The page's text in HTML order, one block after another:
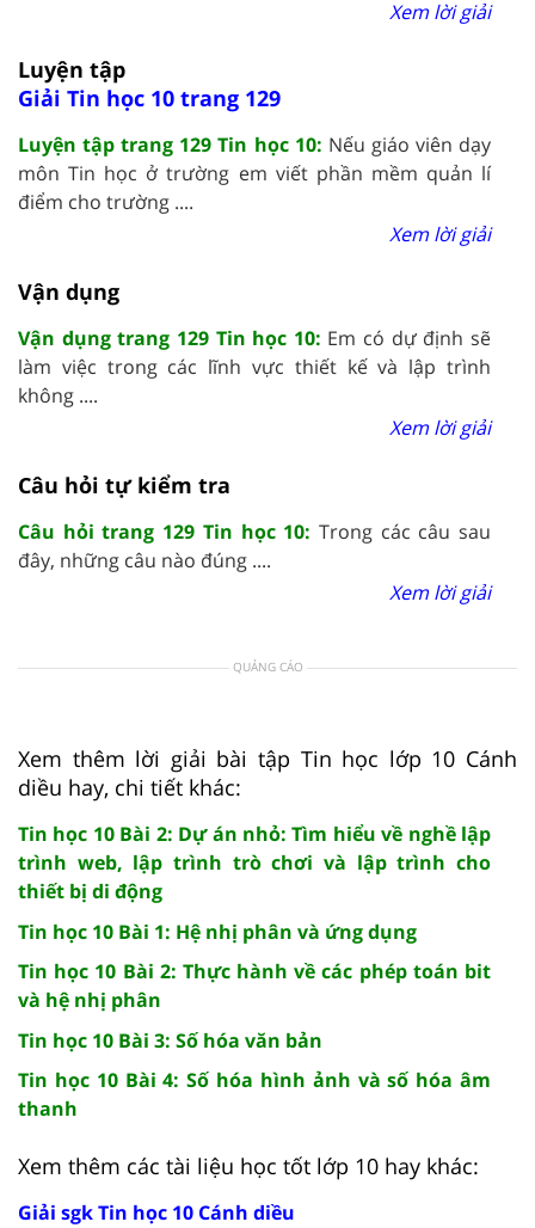
Xem lời giải
Luyện tập
Giải Tin học 10 trang 129
Luyện tập trang 129 Tin học 10: Nếu giáo viên dạy
môn Tin học ở trường em viết phần mềm quản lí
điểm cho trường ....
Xem lời giải
Vận dụng
Vận dụng trang 129 Tin học 10: Em có dự định sẽ
làm việc trong các lĩnh vực thiết kế và lập trình
không ....
Xem lời giải
Câu hỏi tự kiểm tra
Câu hỏi trang 129 Tin học 10: Trong các câu sau
đây, những câu nào đúng ....
Xem lời giải
QUẢNG CÁO
Xem thêm lời giải bài tập Tin học lớp 10 Cánh
diều hay, chi tiết khác:
Tin học 10 Bài 2: Dự án nhỏ: Tìm hiểu về nghề lập
trình web, lập trình trò chơi và lập trình cho
thiết bị di động
Tin học 10 Bài 1: Hệ nhị phân và ứng dụng
Tin học 10 Bài 2: Thực hành về các phép toán bit
và hệ nhị phân
Tin học 10 Bài 3: Số hóa văn bản
Tin học 10 Bài 4: Số hóa hình ảnh và số hóa âm
thanh
Xem thêm các tài liệu học tốt lớp 10 hay khác:
Giải sgk Tin học 10 Cánh diều